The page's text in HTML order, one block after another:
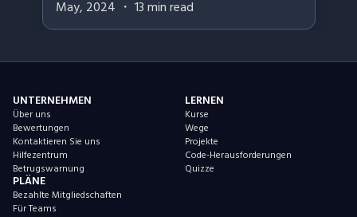
May, 2024 ・ 13min read
UNTERNEHMEN
Über uns
Bewertungen
Kontaktieren Sie uns
Hilfezentrum
Betrugswarnung
PLÄNE
Bezahlte Mitgliedschaften
Für Teams
LERNEN
Kurse
Wege
Projekte
Code-Herausforderungen
Quizze